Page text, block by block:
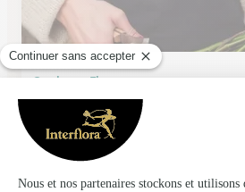
Quelques Fleurs
★★★★4.5 (38)
4, place Commandant Seymour
Voir la boutique